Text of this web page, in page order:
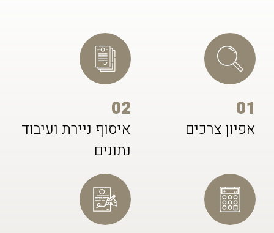
01
אפיון צרכים
02
איסוף ניירת ועיבוד
נתונים